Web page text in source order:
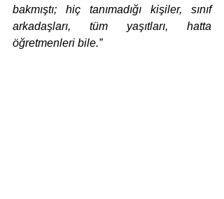
bakmıştı; hiç tanımadığı kişiler, sınıf
arkadaşları, tüm yaşıtları, hatta
öğretmenleri bile.”